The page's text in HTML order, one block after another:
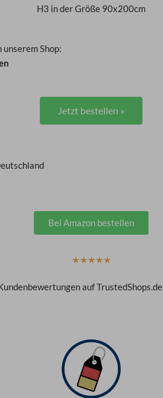
H3 in der Größe 90x200cm
Shop:
Jetzt bestellen »
Bei Amazon bestellen
☆☆☆☆☆
w
e
m
i
auf TrustedShops.de